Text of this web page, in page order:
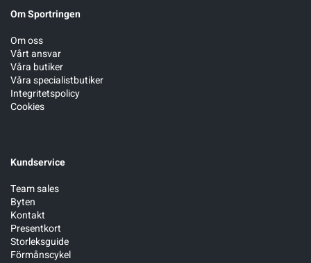
Om Sportringen
Om oss
Vårt ansvar
Våra butiker
Våra specialistbutiker
Integritetspolicy
Cookies
Kundservice
Team sales
Byten
Kontakt
Presentkort
Storleksguide
Förmånscykel